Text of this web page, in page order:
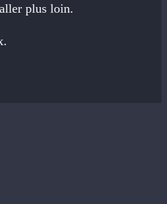
plus loin.